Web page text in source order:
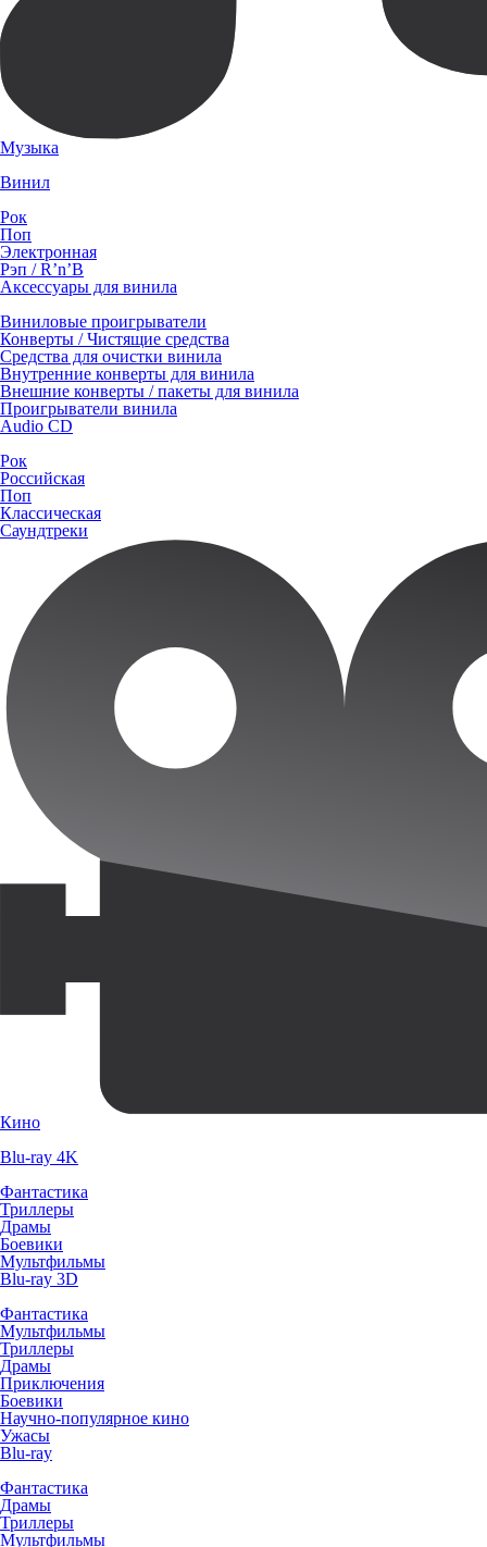
Музыка
Винил
Рок
Поп
Электронная
Рэп / R’n’B
Аксессуары для винила
Виниловые проигрыватели
Конверты / Чистящие средства
Средства для очистки винила
Внутренние конверты для винила
Внешние конверты / пакеты для винила
Проигрыватели винила
Audio CD
Рок
Российская
Поп
Классическая
Саундтреки
Кино
Blu-ray 4K
Фантастика
Триллеры
Драмы
Боевики
Мультфильмы
Blu-ray 3D
Фантастика
Мультфильмы
Триллеры
Драмы
Приключения
Боевики
Научно-популярное кино
Ужасы
Blu-ray
Фантастика
Драмы
Триллеры
Мультфильмы